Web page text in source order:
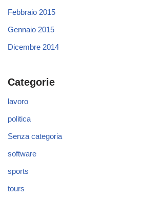
Febbraio 2015
Gennaio 2015
Dicembre 2014
Categorie
lavoro
politica
Senza categoria
software
sports
tours